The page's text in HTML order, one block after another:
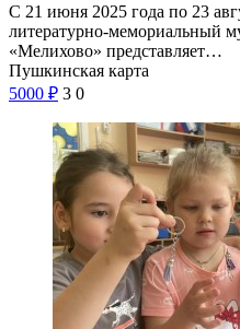
С 21 июня 2025 года по 23
литературно-мемориальный
«Мелихово» представляет…
Пушкинская карта
5000 ₽ 3 0